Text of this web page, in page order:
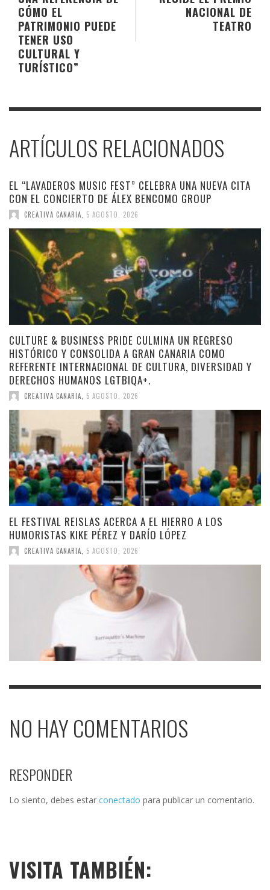
NACIONAL DE
TEATRO
CÓMO EL
PATRIMONIO PUEDE
TENER USO
CULTURAL Y
TURÍSTICO”
ARTÍCULOS RELACIONADOS
EL “LAVADEROS MUSIC FEST” CELEBRA UNA NUEVA CITA
CON EL CONCIERTO DE ÁLEX BENCOMO GROUP
CREATIVA CANARIA 5 AGOSTO, 2026
CULTURE & BUSINESS PRIDE CULMINA UN REGRESO
HISTÓRICO Y CONSOLIDA A GRAN CANARIA COMO
REFERENTE INTERNACIONAL DE CULTURA, DIVERSIDAD Y
DERECHOS HUMANOS LGTBIQA+.
CREATIVA CANARIA 5 AGOSTO, 2026
EL FESTIVAL REISLAS ACERCA A EL HIERRO A LOS
HUMORISTAS KIKE PÉREZ Y DARÍO LÓPEZ
CREATIVA CANARIA 5 AGOSTO, 2026
NO HAY COMENTARIOS
RESPONDER
Lo siento, debes estar conectado para publicar un comentario.
VISITA TAMBIÉN: